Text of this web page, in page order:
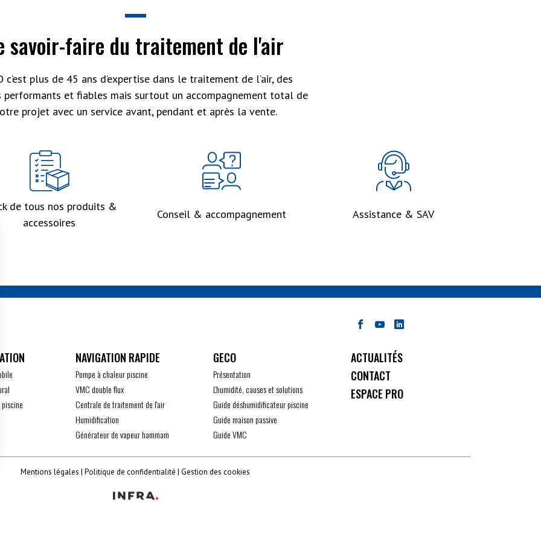
vos Options
de confidentialité, en garantissant la conformité avec les réglementations. Personnalisez vos
savoir-faire du traitement de l'air
c’est plus de 45 ans d’expertise dans le traitement de l’air, des
performants et fiables mais surtout un accompagnement total de
projet avec un service avant, pendant et après la vente.
de tous nos produits &
accessoires
Conseil & accompagnement Assistance & SAV
Pompe à chaleur piscine
VMC double flux
Centrale de traitement de l'air
Humidification
Générateur de vapeur hammam
GECO
Présentation
L'humidité, causes et solutions
Guide déshumidificateur piscine
Guide maison passive
Guide VMC
ACTUALITÉS
CONTACT
ESPACE PRO
Mentions légales Politique de confidentialité Gestion des cookies